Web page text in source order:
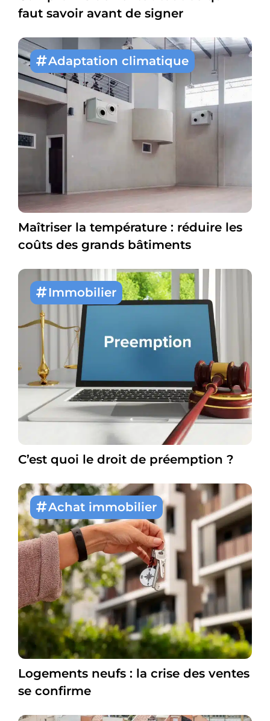
faut savoir avant de signer
Adaptation climatique
Maîtriser la température : réduire les
coûts des grands bâtiments
Immobilier
C’est quoi le droit de préemption ?
Achat immobilier
Logements neufs : la crise des ventes
se confirme